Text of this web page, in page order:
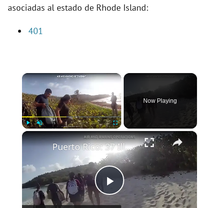
asociadas al estado de Rhode Island:
401
×
Play Unmute Fullscreen
Now Playing
×
P
Puerto Rico: 37 Illegal Aliens Apprehended In Two Maritime Smuggling Operations In Puerto Rico.